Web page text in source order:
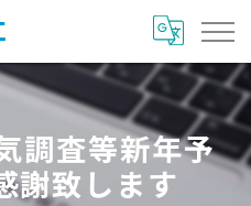
調査等新年予
謝致します